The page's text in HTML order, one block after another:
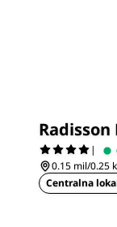
Radisson
|
0.15 mil/0.25
Centralna